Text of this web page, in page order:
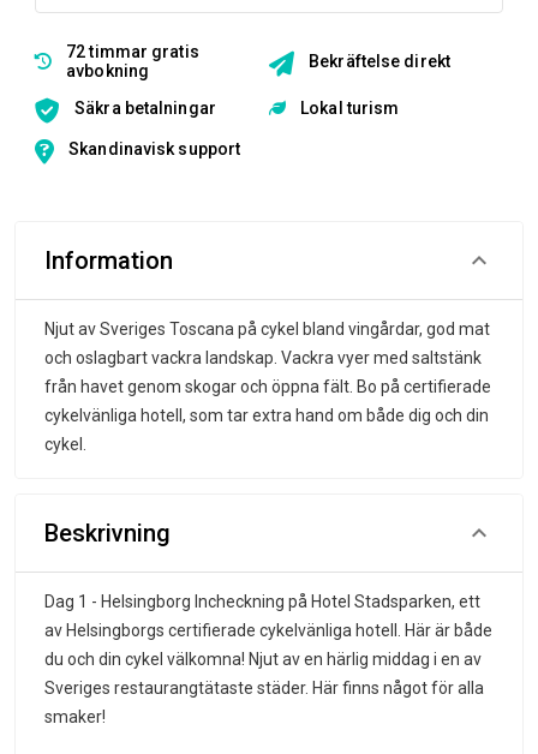
72 timmar gratis
avbokning
Bekräftelse direkt
Säkra betalningar Lokal turism
Skandinavisk support
Information
Njut av Sveriges Toscana på cykel bland vingårdar, god mat
och oslagbart vackra landskap. Vackra vyer med saltstänk
från havet genom skogar och öppna fält. Bo på certifierade
cykelvänliga hotell, som tar extra hand om både dig och din
cykel.
Beskrivning
Dag 1 - Helsingborg Incheckning på Hotel Stadsparken, ett
av Helsingborgs certifierade cykelvänliga hotell. Här är både
du och din cykel välkomna! Njut av en härlig middag i en av
Sveriges restaurangtätaste städer. Här finns något för alla
smaker!